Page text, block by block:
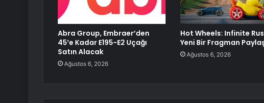
Abra Group, Embraer’den
45’e Kadar E195-E2 Uçağı
Satın Alacak
Ağustos 6, 2026
Hot Wheels: Infinite
Yeni Bir Fragman
Ağustos 6, 2026